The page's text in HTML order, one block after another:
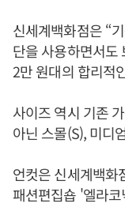
신세계백화점은 “
단을 사용하면서도
2만 원대의 합리적
사이즈 역시 기존
아닌 스몰(S), 미디
언컷은 신세계백화
패션편집숍 '엘라